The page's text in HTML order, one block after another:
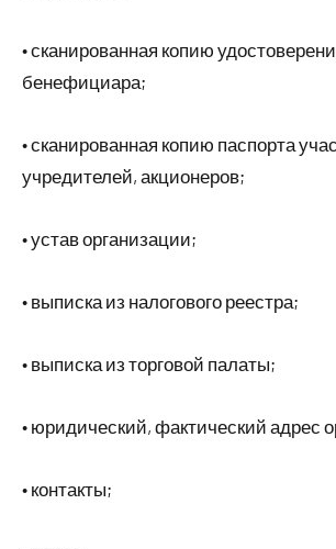
• сканированная копию
бенефициара;
• сканированная копию паспорта
учредителей, акционеров;
• устав организации;
• выписка из налогового реестра;
• выписка из торговой палаты;
• юридический, фактический адрес
• контакты;